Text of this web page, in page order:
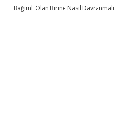
Bağımlı Olan Birine Nasıl Davranmalı